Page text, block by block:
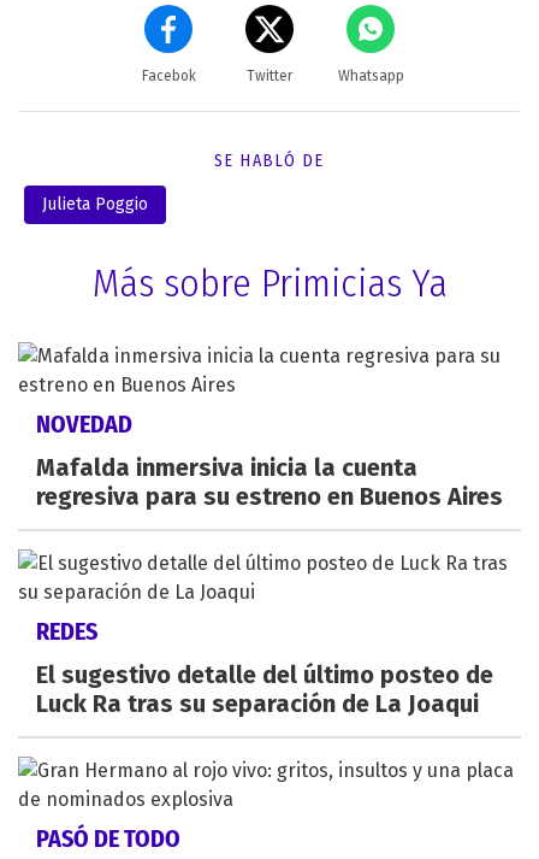
Facebok Twitter Whatsapp
SE HABLÓ DE
Julieta Poggio
Más sobre Primicias Ya
NOVEDAD
Mafalda inmersiva inicia la cuenta
regresiva para su estreno en Buenos Aires
REDES
El sugestivo detalle del último posteo de
Luck Ra tras su separación de La Joaqui
PASÓ DE TODO